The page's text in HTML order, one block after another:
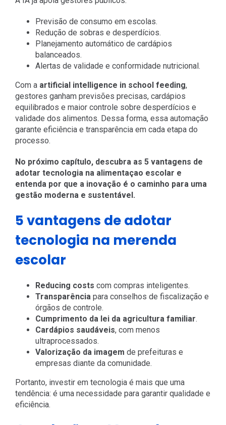
Previsão de consumo em escolas.
Redução de sobras e desperdícios.
Planejamento automático de cardápios
balanceados.
Alertas de validade e conformidade nutricional.
Com a artificial intelligence in school feeding,
gestores ganham previsões precisas, cardápios
equilibrados e maior controle sobre desperdícios e
validade dos alimentos. Dessa forma, essa automação
garante eficiência e transparência em cada etapa do
processo.
No próximo capítulo, descubra as 5 vantagens de
adotar tecnologia na alimentaçao escolar e
entenda por que a inovação é o caminho para uma
gestão moderna e sustentável.
5 vantagens de adotar
tecnologia na merenda
escolar
Reducing costs com compras inteligentes.
Transparênciapara conselhos de fiscalização e
órgãos de controle.
Cumprimento da lei da agricultura familiar.
Cardápios saudáveis, com menos
ultraprocessados.
Valorização da imagem de prefeituras e
empresas diante da comunidade.
Portanto, investir em tecnologia é mais que uma
tendência: é uma necessidade para garantir qualidade e
eficiência.